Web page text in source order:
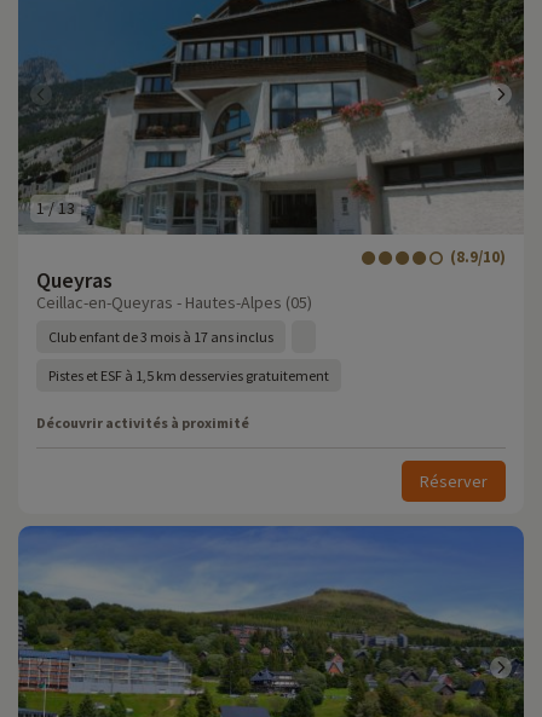
1/13
Queyras
(8.9/10)
Ceillac-en-Queyras - Hautes-Alpes (05)
Club enfant de 3 mois à 17 ans inclus
Pistes et ESF à 1,5 km desservies gratuitement
Découvrir activités à proximité
Réserver